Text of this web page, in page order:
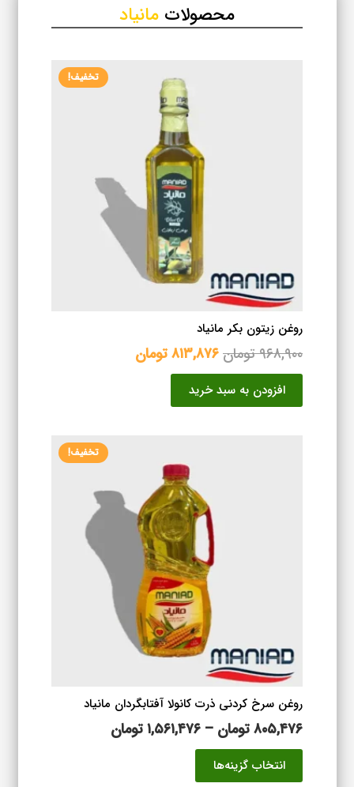
محصولات مانیاد
تخفیف!
روغن زیتون بکر مانیاد
۹۶۸,۹۰۰تومانقیمت
اصلی
بود.
۸۱۳,۸۷۶تومان
افزودن به سبد خرید
تخفیف!
روغن سرخ کردنی ذرت کانولا آفتابگردان مانیاد
۸۰۵,۴۷۶تومان – ۱,۵۶۱,۴۷۶تومان
انتخاب گزینه‌ها